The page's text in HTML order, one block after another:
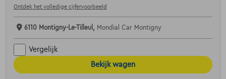
Ontdek het volledige cijfervoorbeeld
6110 Montigny-Le-Tilleul, Mondial Car Montigny
Vergelijk
Bekijk wagen